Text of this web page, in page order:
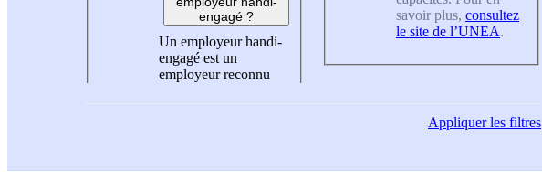
engagé ?
Un employeur handi-
engagé est un
employeur reconnu
savoir plus, consultez
le site de l’UNEA.
Appliquerles filtres